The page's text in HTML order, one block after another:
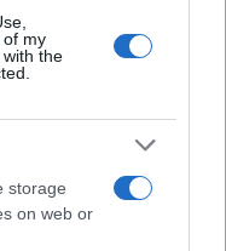
of my
the
storage
on web or
Al momento la
accadrà?
piattaforme
seguonola logica
queste
di mettere nuove
e, con la